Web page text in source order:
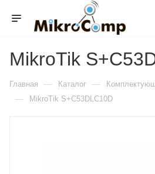
MikroTik
Главная — Каталог —
— MikroTik S+C53DLC10D